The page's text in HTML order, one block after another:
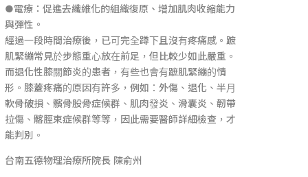
●電療：促進去纖維化的組織復原、增加肌肉收縮能力
與彈性。
經過一段時間治療後，已可完全蹲下且沒有疼痛感。蹠
肌緊繃常見於步態重心放在前足，但比較少如此嚴重。
而退化性膝關節炎的患者，有些也會有蹠肌緊繃的情
形。膝蓋疼痛的原因有許多，例如：外傷、退化、半月
軟骨破損、髕骨股骨症候群、肌肉發炎、滑囊炎、韌帶
拉傷、髂脛束症候群等等，因此需要醫師詳細檢查，才
能判別。
台南五德物理治療所院長 陳俞州